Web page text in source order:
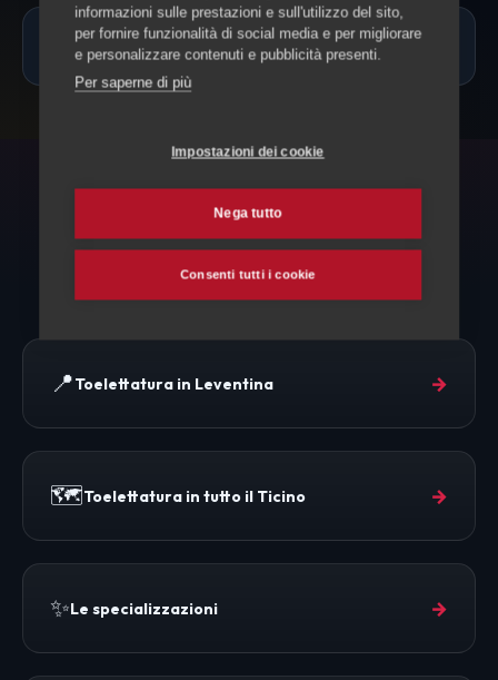
Quanto costa la toelettatura a Bodio?
ESPLORA ANCHE
Toelettatura e altri servizi
📍Toelettatura in Leventina →
🗺️Toelettatura in tutto il Ticino →
✨Le specializzazioni →
informazioni sulle prestazioni e sull'utilizzo del sito,
per fornire funzionalità di social media e per migliorare
e personalizzare contenuti e pubblicità presenti.
Per saperne di più
Impostazioni dei cookie
Nega tutto
Consenti tutti i cookie